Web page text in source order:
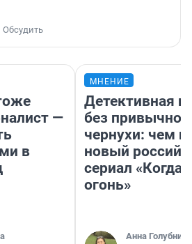
Обсудить
—
в
МНЕНИЕ
Детективная
без привычной
чернухи: чем
новый
сериал «Когда
огонь»
Анна